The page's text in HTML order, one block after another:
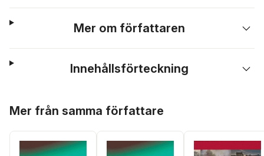
Mer om författaren
Innehållsförteckning
Mer från samma författare